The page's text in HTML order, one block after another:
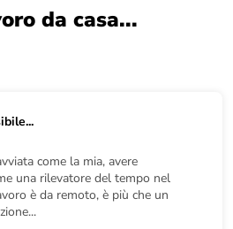
da casa...
come la mia, avere
una rilevatore del tempo nel
è da remoto, è più che un